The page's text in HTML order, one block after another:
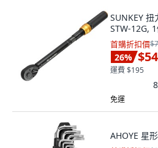
SUNKEY
STW-12G,
首購折扣價
26%
運費 $195
免運
AHOYE 星